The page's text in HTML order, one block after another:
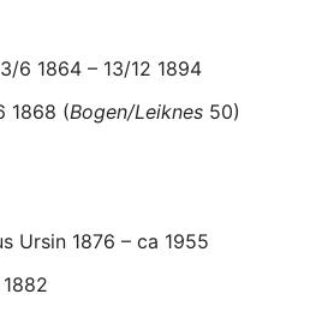
6 1864 – 13/12 1894
1868 (Bogen/Leiknes 50)
Ursin 1876 – ca 1955